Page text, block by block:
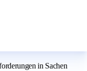
in Sachen